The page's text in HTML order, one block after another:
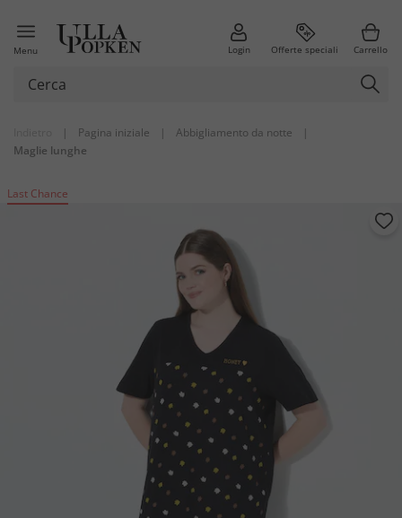
Menu Login Offerte speciali Carrello
| Pagina iniziale | Abbigliamento da notte
|
Maglie lunghe
Last Chance